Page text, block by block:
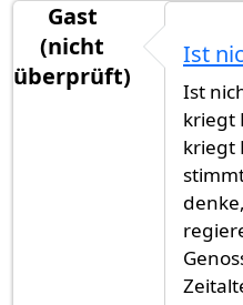
Gast
(nicht
überprüft)
Ist
Ist
kriegt
kriegt